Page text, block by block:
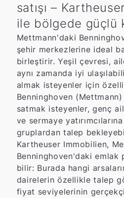
satışı –
ile bölgede güçlü
Mettmann'daki
şehir merkezlerine ideal
birleştirir. Yeşil çevresi,
aynı zamanda iyi
almak isteyenler için
Benninghoven
satmak isteyenler, genç
ve sermaye
gruplardan talep
Kartheuser Immobilien,
Benninghoven'daki emlak
bilir: Burada hangi
dairelerin özellikle talep
fiyat seviyelerinin